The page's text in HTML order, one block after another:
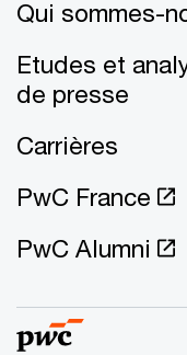
Qui sommes-
Etudes et
de presse
Carrières
PwC France
PwC Alumni